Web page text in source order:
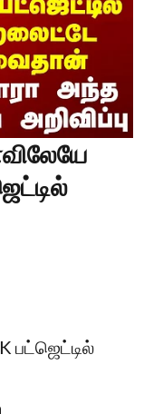
பட்ஜெட்டில்